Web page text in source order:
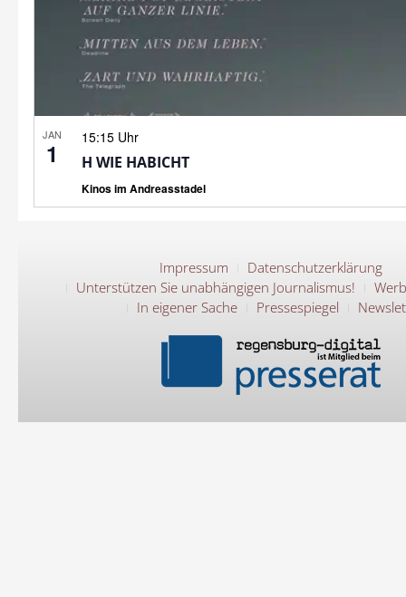
JAN
1
15:15 Uhr
H WIE HABICHT
Kinos im Andreasstadel
Impressum
Datenschutzerklärung
Unterstützen Sie unabhängigen Journalismus!
In eigener Sache
Pressespiegel